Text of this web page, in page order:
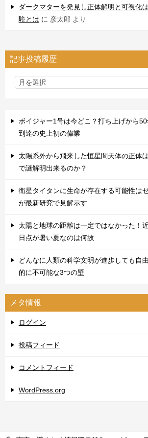
ダークマターを発見し正体解明と可視化
験とは に 彦太郎 より
記事投稿履歴
ボイジャー1号は今どこ？打ち上げから
到達の史上初の偉業
太陽系外から飛来した恒星間天体の正体
で謎解明出来るのか？
衛星タイタンに生命が存在する可能性は
が最新研究で見解示す
太陽と地球の距離は一定ではなかった！
日点が暑い夏なのは何故
どんなに人類の科学文明が進歩しても自
的に不可能な3つの壁
メタ情報
ログイン
投稿フィード
コメントフィード
WordPress.org